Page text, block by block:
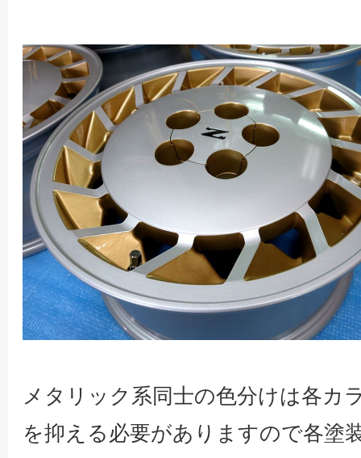
メタリック系同士の色分けは各カ
を抑える必要がありますので各塗